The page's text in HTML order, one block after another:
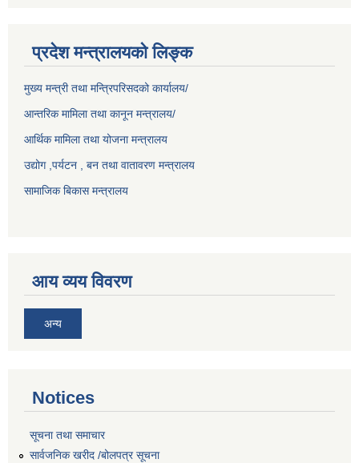
प्रदेश मन्त्रालयको लिङ्क
मुख्य मन्त्री तथा मन्त्रिपरिसदको कार्यालय/
आन्तरिक मामिला तथा कानून मन्त्रालय/
आर्थिक मामिला तथा योजना मन्त्रालय
उद्योग ,पर्यटन , बन तथा वातावरण मन्त्रालय
सामाजिक बिकास मन्त्रालय
आय व्यय विवरण
अन्य
Notices
सूचना तथा समाचार
सार्वजनिक खरीद /बोलपत्र सूचना